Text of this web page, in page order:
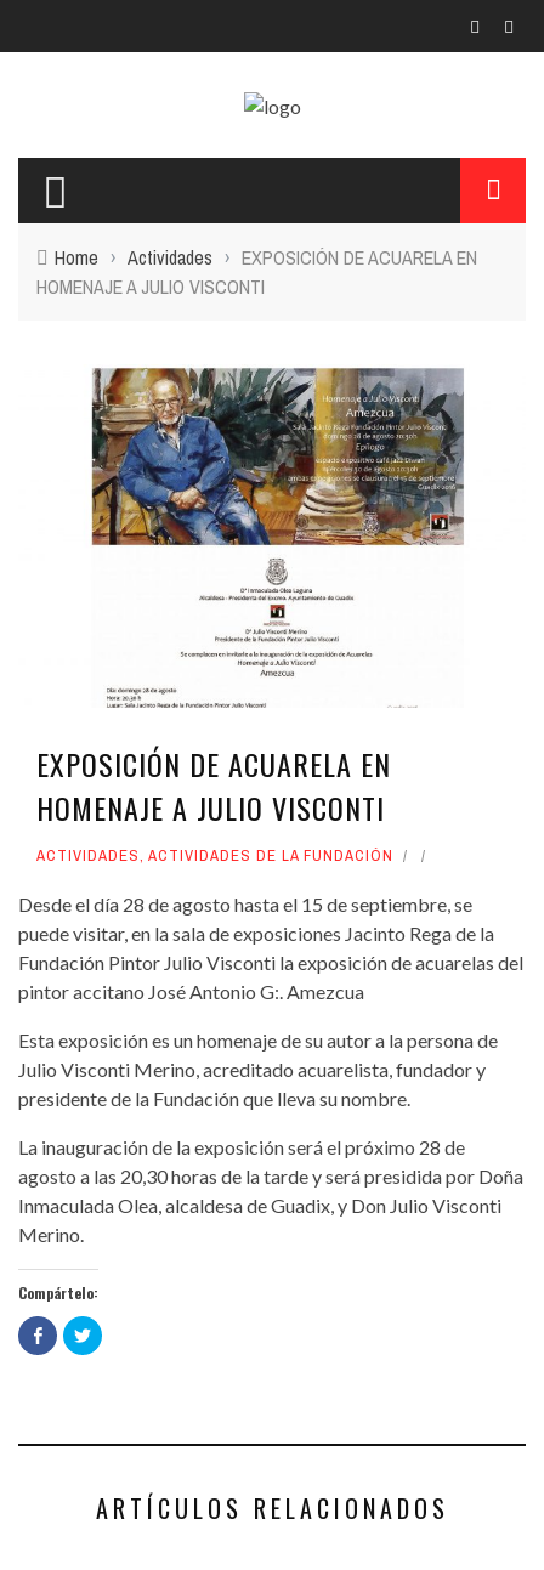
Home › Actividades › EXPOSICIÓN DE ACUARELA EN
HOMENAJE A JULIO VISCONTI
EXPOSICIÓN DE ACUARELA EN
HOMENAJE A JULIO VISCONTI
ACTIVIDADES, ACTIVIDADES DE LA FUNDACIÓN
Desde el día 28 de agosto hasta el 15 de septiembre, se
puede visitar, en la sala de exposiciones Jacinto Rega de la
Fundación Pintor Julio Visconti la exposición de acuarelas del
pintor accitano José Antonio G:. Amezcua
Esta exposición es un homenaje de su autor a la persona de
Julio Visconti Merino, acreditado acuarelista, fundador y
presidente de la Fundación que lleva su nombre.
La inauguración de la exposición será el próximo 28 de
agosto a las 20,30 horas de la tarde y será presidida por Doña
Inmaculada Olea, alcaldesa de Guadix, y Don Julio Visconti
Merino.
Compártelo:
Haz
clic
para
en
Haz
clic
en
ARTÍCULOS RELACIONADOS